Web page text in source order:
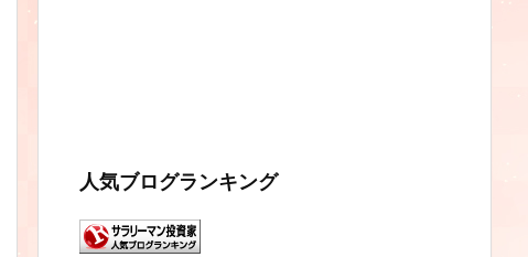
人気ブログランキング